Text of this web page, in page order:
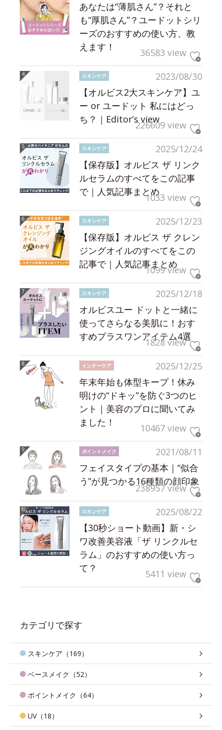
あなたは“薄肌さん”？それと
も“厚肌さん”？ユードットシリ
ーズのおすすめの使い方、教
えます！
36583 view
2023/08/30
スキンケア
【オルビス2大スキンケア】ユ
ー or ユードット 私にはどっ
ち？｜Editor’s view226609 view
2025/12/24
スキンケア
【保存版】オルビス ザ リンク
ルセラムのすべてをこの記事
で｜人気記事まとめ1033 view
2025/12/23
スキンケア
【保存版】オルビス ザ クレン
ジングオイルのすべてをこの
記事で｜人気記事まとめ
1099 view
2025/12/18
スキンケア
オルビスユー ドットと一緒に
使ってさらなる美肌に！おす
すめプラスワンアイテム4選
1828 view
2025/12/25
インナーケア
年末年始も体型キープ！休み
明けの“ドキッ”を防ぐ3つのヒ
ント｜美容のプロに聞いてみ
ました！
10467 view
2021/08/11
ポイントメイク
フェイスタイプの基本｜“似合
う”が見つかる16種類の顔印象
238957 view
2025/08/22
スキンケア
【30秒ショート動画】新・シ
ワ改善美容液「ザ リンクルセ
ラム」のおすすめの使い方っ
て？
5411 view
カテゴリで探す
スキンケア（169）
ベースメイク（52）
ポイントメイク（64）
UV（18）